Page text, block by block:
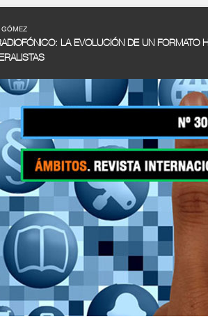
LA EVOLUCIÓN DE UN FORMATO